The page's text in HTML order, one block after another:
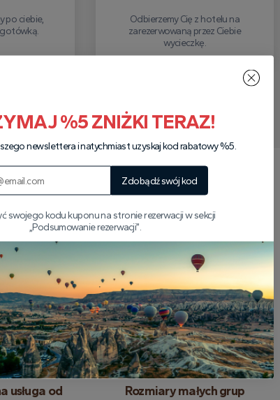
po ciebie,
gotówką.
Odbierzemy Cię z hotelu na
zarezerwowaną przez Ciebie
wycieczkę.
warto nas wybrać?
na
dzięki
na cieszeniu się
bez żadnych
Doświadczeni piloci, którym
możesz zaufać
Nasz zespół wykwalifikowanych pilotów ma
wieloletnie doświadczenie w poruszaniu się
po niebie Cappadocii, zapewniając, że lot
jest zarówno bezpieczny, jak i
niezapomniany.
usługa od
Rozmiary małych grup
%5 ZNIŻKI TERAZ!
newslettera i natychmiast uzyskaj kod rabatowy %5.
Zdobądź swój kod
swojego kodu kuponu na stronie rezerwacji w sekcji
„Podsumowanie rezerwacji”.